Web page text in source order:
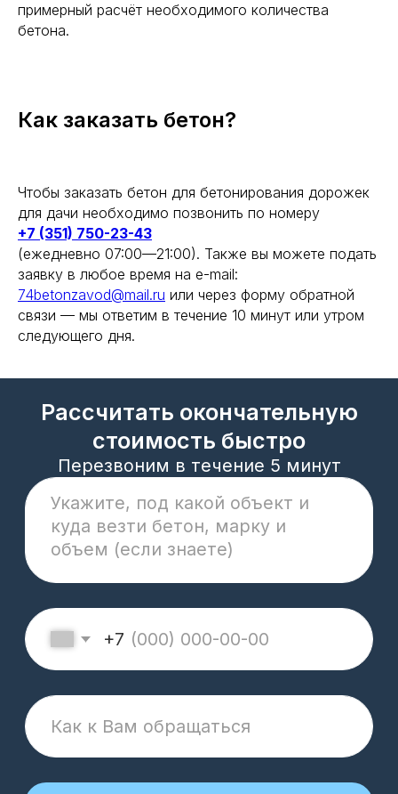
примерный расчёт необходимого количества
бетона.
Как заказать бетон?
Чтобы заказать бетон для бетонирования дорожек
для дачи необходимо позвонить по номеру
+7 (351) 750-23-43
(ежедневно 07:00—21:00). Также вы можете подать
заявку в любое время на e-mail:
74betonzavod@mail.ru или через форму обратной
связи — мы ответим в течение 10 минут или утром
следующего дня.
+7
Рассчитать
Даюсогласиена обработку своих
персональных данных и соглашаюсь с
политикой конфиденциальности и
обработки ПД
Рассчитать
Cookie
+7 932 016 6781
74betonzavod@mail.ru
ОГРН 1177456028573 / ИНН 7453308460
Реквизиты компании